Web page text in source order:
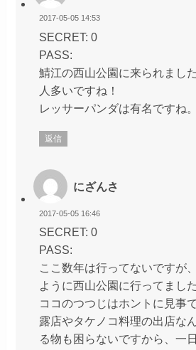
2017-05-05 14:53
SECRET: 0
PASS:
鯖江の西山公園に来られまし
人多いですね！
レッサーパンダは有名ですね。
返信
にざんさ
2017-05-05 16:46
SECRET: 0
PASS:
ここ数年は行ってないですが
ように西山公園に行ってまし
ココのつつじはホントに見事
露店やタケノコ料理の出店な
る物も困らないですから、一